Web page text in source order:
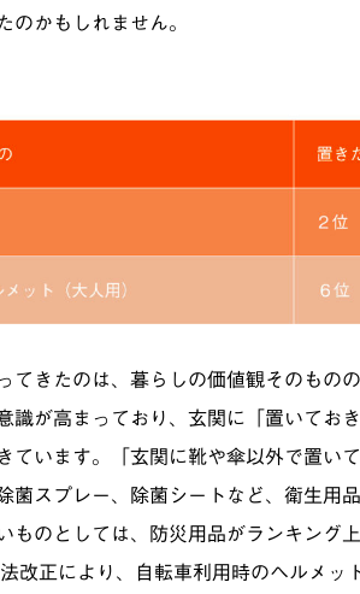
かもしれません。
てきたのは、暮らしの価値観そのもの
識が高まっており、玄関に「置いてお
ています。「玄関に靴や傘以外で置い
菌スプレー、除菌シートなど、衛生用
ものとしては、防災用品がランキング
改正により、自転車利用時のヘルメッ